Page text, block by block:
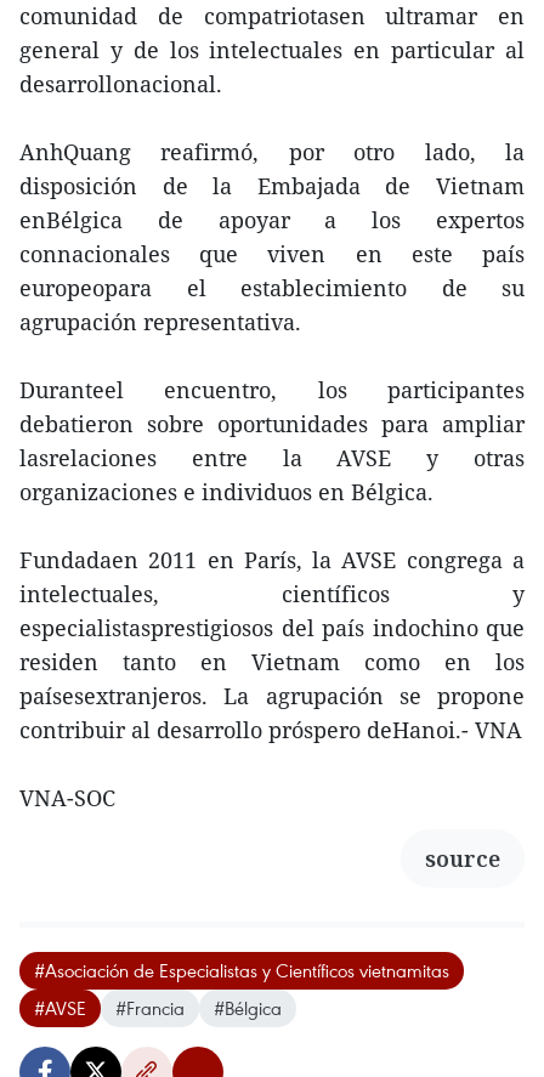
comunidad de compatriotasen ultramar en
general y de los intelectuales en particular al
desarrollonacional.
AnhQuang reafirmó, por otro lado, la
disposición de la Embajada de Vietnam
enBélgica de apoyar a los expertos
connacionales que viven en este país
europeopara el establecimiento de su
agrupación representativa.
Duranteel encuentro, los participantes
debatieron sobre oportunidades para ampliar
lasrelaciones entre la AVSE y otras
organizaciones e individuos en Bélgica.
Fundadaen 2011 en París, la AVSE congrega a
intelectuales, científicos y
especialistasprestigiosos del país indochino que
residen tanto en Vietnam como en los
paísesextranjeros. La agrupación se propone
contribuir al desarrollo próspero deHanoi.- VNA
VNA-SOC
source
#Asociación de Especialistas y Científicos vietnamitas
#AVSE
#Francia #Bélgica